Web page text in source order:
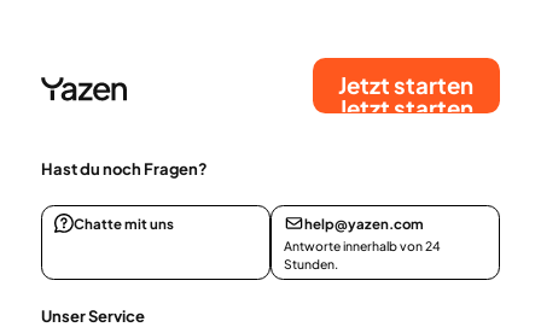
Jetzt starten
Jetzt starten
Hast du noch Fragen?
Chatte mit uns help@yazen.com
Antworte innerhalb von 24
Stunden.
Unser Service